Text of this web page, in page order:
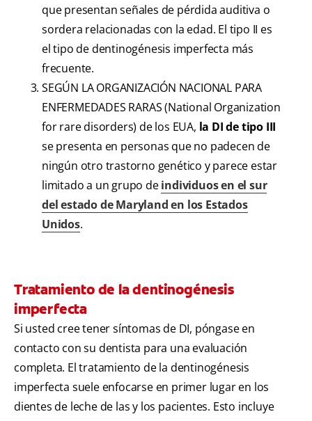
que presentan señales de pérdida auditiva o
sordera relacionadas con la edad. El tipo II es
el tipo de dentinogénesis imperfecta más
frecuente.
SEGÚN LA ORGANIZACIÓN NACIONAL PARA
ENFERMEDADES RARAS (National Organization
for rare disorders) de los EUA, la DI de tipo III
se presenta en personas que no padecen de
ningún otro trastorno genético y parece estar
limitado a un grupo deindividuos en el sur
del estado de Maryland en los Estados
Unidos.
Tratamiento de la dentinogénesis
imperfecta
Si usted cree tener síntomas de DI, póngase en
contacto con su dentista para una evaluación
completa. El tratamiento de la dentinogénesis
imperfecta suele enfocarse en primer lugar en los
dientes de leche de las y los pacientes. Esto incluye